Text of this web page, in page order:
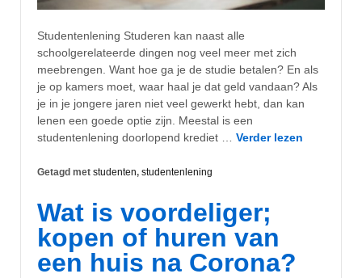
Studentenlening Studeren kan naast alle
schoolgerelateerde dingen nog veel meer met zich
meebrengen. Want hoe ga je de studie betalen? En als
je op kamers moet, waar haal je dat geld vandaan? Als
je in je jongere jaren niet veel gewerkt hebt, dan kan
lenen een goede optie zijn. Meestal is een
studentenlening doorlopend krediet … Verder lezen
Getagd met studenten, studentenlening
Wat is voordeliger;
kopen of huren van
een huis na Corona?